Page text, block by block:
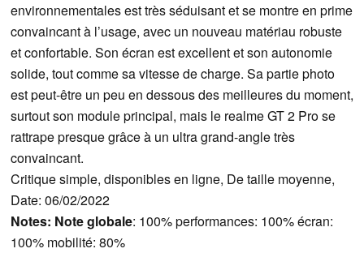
environnementales est très séduisant et se montre en prime
convaincant à l’usage, avec un nouveau matériau robuste
et confortable. Son écran est excellent et son autonomie
solide, tout comme sa vitesse de charge. Sa partie photo
est peut-être un peu en dessous des meilleures du moment,
surtout son module principal, mais le realme GT 2 Pro se
rattrape presque grâce à un ultra grand-angle très
convaincant.
Critique simple, disponibles en ligne, De taille moyenne,
Date: 06/02/2022
Notes: Note globale: 100% performances: 100% écran:
100% mobilité: 80%